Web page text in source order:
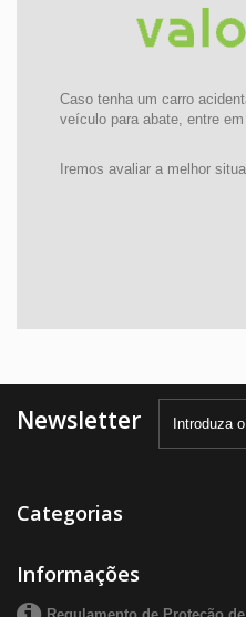
Caso tenha um carro
veículo para abate, entre
Iremos avaliar a melhor
Newsletter
Categorias
Informações